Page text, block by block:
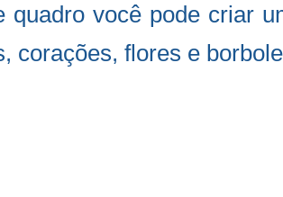
quadro você pode criar
corações, flores e